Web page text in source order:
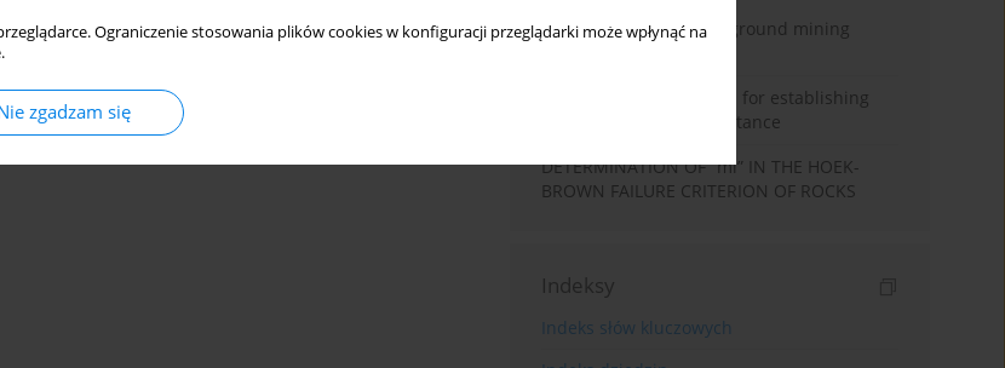
Ograniczenie stosowania plików cookies w konfiguracji przeglądarki może wpłynąć na
zgadzam się
Methodology for underground mining
New theoretical method for establishing
indentation rolling resistance
DETERMINATION OF “mi” IN THE HOEK-
BROWN FAILURE CRITERION OF ROCKS
Indeksy
Indeks słów kluczowych